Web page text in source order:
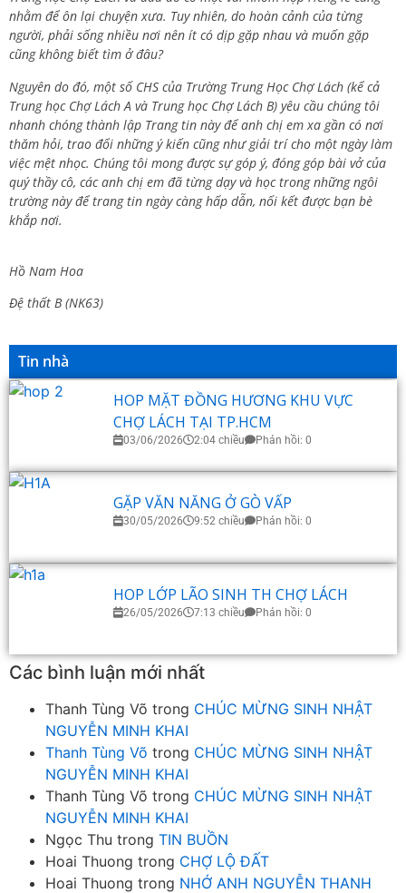
nhằm để ôn lại chuyện xưa. Tuy nhiên, do hoàn cảnh của từng
người, phải sống nhiều nơi nên ít có dịp gặp nhau và muốn gặp
cũng không biết tìm ở đâu?
Nguyên do đó, một số CHS của Trường Trung Học Chợ Lách (kể cả
Trung học Chợ Lách A và Trung học Chợ Lách B) yêu cầu chúng tôi
nhanh chóng thành lập Trang tin này để anh chị em xa gần có nơi
thăm hỏi, trao đổi những ý kiến cũng như giải trí cho một ngày làm
việc mệt nhọc. Chúng tôi mong được sự góp ý, đóng góp bài vở của
quý thầy cô, các anh chị em đã từng dạy và học trong những ngôi
trường này để trang tin ngày càng hấp dẫn, nối kết được bạn bè
khắp nơi.
Hồ Nam Hoa
Đệ thất B (NK63)
Tin nhà
HOP MẶT ĐỒNG HƯƠNG KHU VỰC
CHỢ LÁCH TẠI TP.HCM
03/06/2026 2:04 chiều Phản hồi: 0
GẶP VĂN NĂNG Ở GÒ VẤP
30/05/2026 9:52 chiều Phản hồi: 0
HOP LỚP LÃO SINH TH CHỢ LÁCH
26/05/2026 7:13 chiều Phản hồi: 0
Các bình luận mới nhất
Thanh Tùng Võ trong CHÚC MỪNG SINH NHẬT
NGUYỄN MINH KHAI
Thanh Tùng Võ trong CHÚC MỪNG SINH NHẬT
NGUYỄN MINH KHAI
Thanh Tùng Võ trong CHÚC MỪNG SINH NHẬT
NGUYỄN MINH KHAI
Ngọc Thu trong TIN BUỒN
Hoai Thuong trong CHỢ LỘ ĐẤT
Hoai Thuong trong NHỚ ANH NGUYỄN THANH